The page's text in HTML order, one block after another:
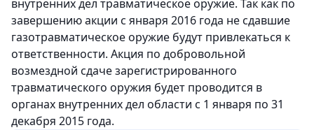
внутренних дел травматическое оружие. Так как по
завершению акции с января 2016 года не сдавшие
газотравматическое оружие будут привлекаться к
ответственности. Акция по добровольной
возмездной сдаче зарегистрированного
травматического оружия будет проводится в
органах внутренних дел области с 1 января по 31
декабря 2015 года.